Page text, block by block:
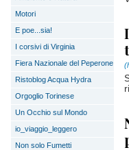
Motori
E poe...sia!
I corsivi di Virginia
Fiera Nazionale del Peperone
Ristoblog Acqua Hydra
Orgoglio Torinese
Un Occhio sul Mondo
io_viaggio_leggero
Non solo Fumetti